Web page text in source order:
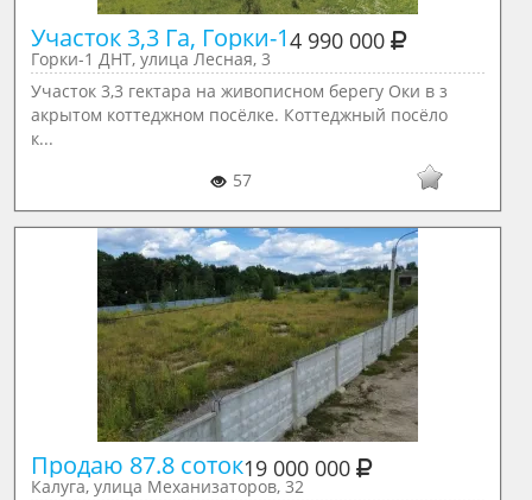
Участок 3,3 Га, Горки-14 990 000
Горки-1 ДНТ, улица Лесная, 3
Участок 3,3 гектара на живописном берегу Оки в з
акрытом коттеджном посёлке. Коттеджный посёло
к...
57
Продаю 87.8 соток19 000 000
Калуга, улица Механизаторов, 32